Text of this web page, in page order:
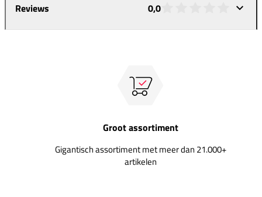
Reviews 0,0
Groot assortiment
Gigantisch assortiment met meer dan 21.000+
artikelen